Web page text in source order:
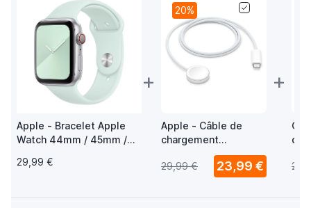
Apple - Bracelet Apple
Watch 44mm / 45mm /
Sport - Seafoam
29,99 €
+
20%
Apple - Câble de
chargement
magnétique USB-C
pour Apple Watch -
29,99 € 23,99 €
+
de
en